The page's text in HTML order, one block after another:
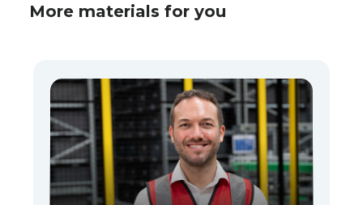
More materials for you